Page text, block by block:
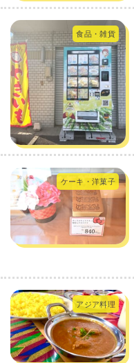
食品・雑貨
ケーキ・洋菓子
アジア料理